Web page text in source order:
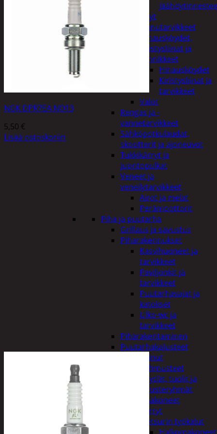
Öljyt
Perävaunutarvikkeet
Hinausköydet,
kiristysliinat ja
kiinnikkeet
Hinausköydet
Kiristysliinat ja
tarvikkeet
Valot
Rengas ja -
vannetarvikkeet
Sähköpotkulaudat,
skootterit ja ajoneuvot
Tukkikärryt ja
juontopulkat
Veneet ja
veneilytarvikkeet
Airot ja melat
Perämoottorit
Piha ja puutarha
Grillaus ja savustus
Piharakennukset
Kasvihuoneet ja
tarvikkeet
Paviljonkit ja
tarvikkeet
Puutarhavajat ja
katokset
Ulko-wc ja
tarvikkeet
Piharakentaminen
Puutarhakalusteet
Keinut
Pehmusteet
Pöydät, tuolit ja
kalusteryhmät
Puutarhakoneet
Kärryt
Metsurin työkalut
NGK DPR7EA NO13
5,50 €
Lisää ostoskoriin